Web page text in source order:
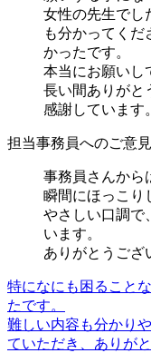
女性の先生でし
も分かってくだ
かったです。
本当にお願いし
長い間ありがと
感謝しています。
担当事務員へのご意
事務員さんから
瞬間にほっこり
やさしい口調で
います。
ありがとうござ
特になにも困ること
たです。
難しい内容も分かり
ていただき、ありが